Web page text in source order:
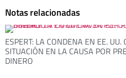
Notas relacionadas
ESPERT: LA CONDENA EN EE. UU.
SITUACIÓN EN LA CAUSA POR
DINERO